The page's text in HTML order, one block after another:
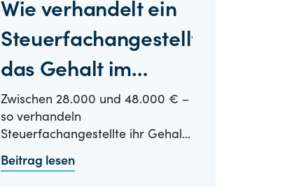
Wie verhandelt ein
Steuerfachangestellter
das Gehalt im
Vorstellungsgespräch?
Zwischen 28.000 und 48.000 € –
so verhandeln
Steuerfachangestellte ihr Gehalt
erfolgreich im…
Beitrag lesen